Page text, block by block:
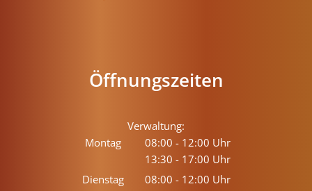
Öffnungszeiten
Verwaltung:
Montag
08:00 - 12:00 Uhr
Von 08:00 bis 12:00 Uhr
13:30 - 17:00 Uhr
Von 13:30 bis 17:00 Uhr
Dienstag 08:00 - 12:00 Uhr